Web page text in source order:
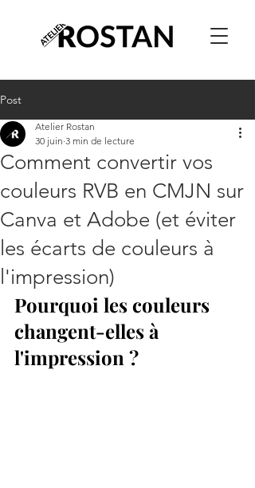
Post
Comment convertir vos
couleurs RVB en CMJN sur
Canva et Adobe (et éviter
les écarts de couleurs à
l'impression)
Atelier Rostan
30 juin 3 min de lecture
Pourquoi les couleurs
changent-elles à
l'impression ?